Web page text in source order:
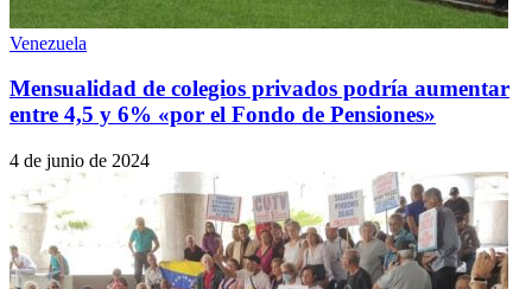
Venezuela
Mensualidad de colegios privados podría aumentar
entre 4,5 y 6% «por el Fondo de Pensiones»
4 de junio de 2024